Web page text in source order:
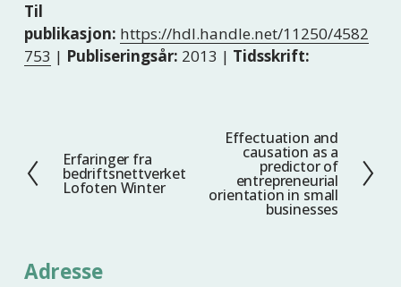
Til
publikasjon: https://hdl.handle.net/11250/4582
753 | Publiseringsår: 2013 | Tidsskrift:
F
o
g
Erfaringer fra
bedriftsnettverket
Lofoten Winter
Effectuation and
causation as a
predictor of
entrepreneurial
orientation in small
businesses
Adresse